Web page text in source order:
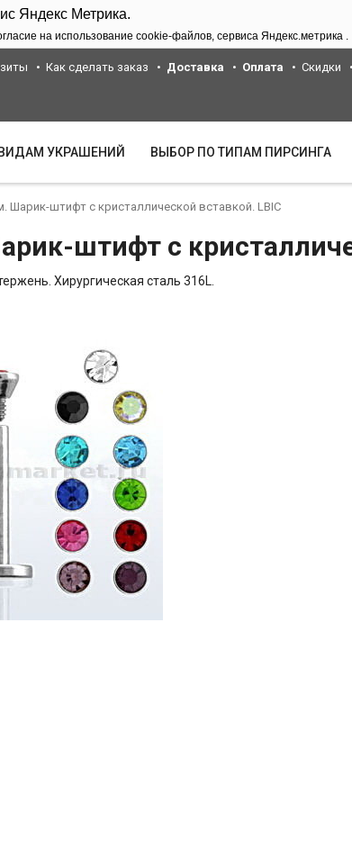
Яндекс Метрика.
на использование cookie-файлов, сервиса Яндекс.метрика .
Как сделать заказ Доставка Оплата Скидки
УКРАШЕНИЙ ВЫБОР ПО ТИПАМ ПИРСИНГА
Шарик-штифт с кристаллической вставкой. LBIC
штифт с
Хирургическая сталь 316L.